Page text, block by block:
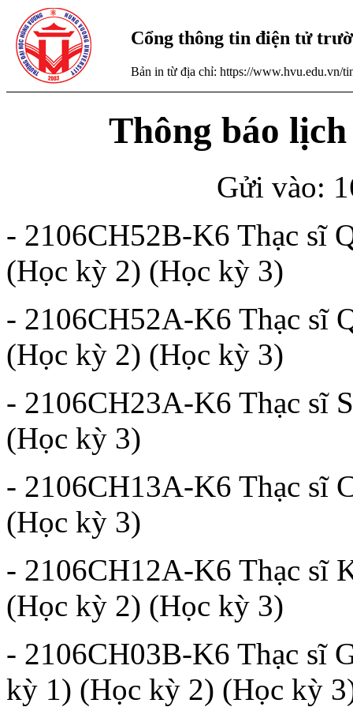
Cổng thông tin điện tử
Bản in từ địa chỉ: https://www.hvu.edu.vn/
Thông báo
Gửi vào:
- 2106CH52B-K6 Thạc sĩ
(Học kỳ 2) (Học kỳ 3)
- 2106CH52A-K6 Thạc sĩ
(Học kỳ 2) (Học kỳ 3)
- 2106CH23A-K6 Thạc sĩ
(Học kỳ 3)
- 2106CH13A-K6 Thạc sĩ
(Học kỳ 3)
- 2106CH12A-K6 Thạc sĩ
(Học kỳ 2) (Học kỳ 3)
- 2106CH03B-K6 Thạc sĩ
kỳ 1) (Học kỳ 2) (Học kỳ